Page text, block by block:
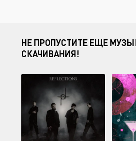
НЕ ПРОПУСТИТЕ ЕЩЕ
СКАЧИВАНИЯ!